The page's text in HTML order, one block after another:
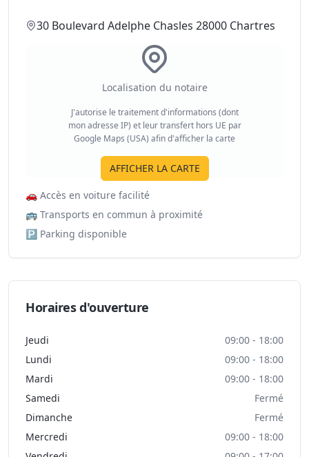
30 Boulevard Adelphe Chasles 28000 Chartres
Localisation du notaire
J'autorise le traitement d'informations (dont
mon adresse IP) et leur transfert hors UE par
Google Maps (USA) afin d'afficher la carte
AFFICHER LA CARTE
🚗 Accès en voiture facilité
🚌 Transports en commun à proximité
🅿️ Parking disponible
Horaires d'ouverture
Jeudi
09:00 - 18:00
Lundi
09:00 - 18:00
Mardi
09:00 - 18:00
Samedi
Fermé
Dimanche
Fermé
Mercredi
09:00 - 18:00